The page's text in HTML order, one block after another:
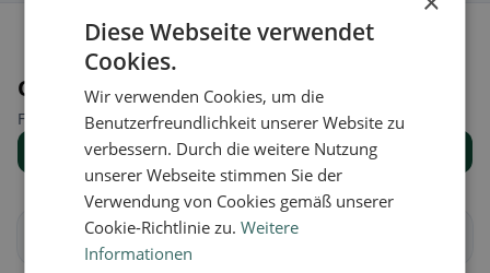
Orte in der Nähe
Finde den passenden Ort für deine Restaurantsuche.
Alle Orte anzeigen
München Unterhaching
Diese Webseite verwendet
Cookies.
Wir verwenden Cookies, um die
Benutzerfreundlichkeit unserer Website zu
verbessern. Durch die weitere Nutzung
unserer Webseite stimmen Sie der
Verwendung von Cookies gemäß unserer
Cookie-Richtlinie zu.Weitere
Informationen